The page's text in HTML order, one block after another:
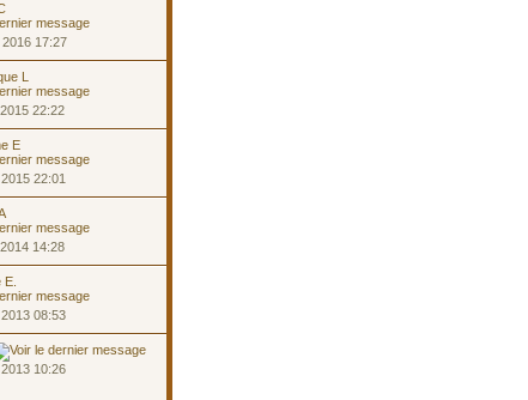
17:27
L
22:22
E
22:01
14:28
E.
08:53
10:26